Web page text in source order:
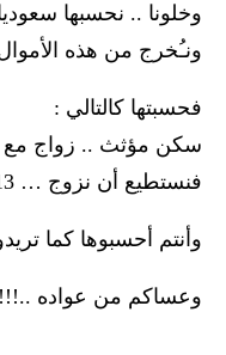
وخلونا .. نحسبها
ونـُخرج من هذه
فحسبتها كالتالي :
سكن مؤثث .. زواج مع
فنستطيع أن نزوج … 113 ألف شاب .. سنويا …
وأنتم أحسبوها كما
وعساكم من عواده ..!!!